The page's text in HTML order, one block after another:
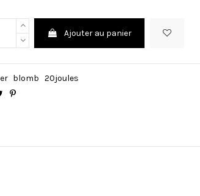
Ajouter au panier
blomb 20joules